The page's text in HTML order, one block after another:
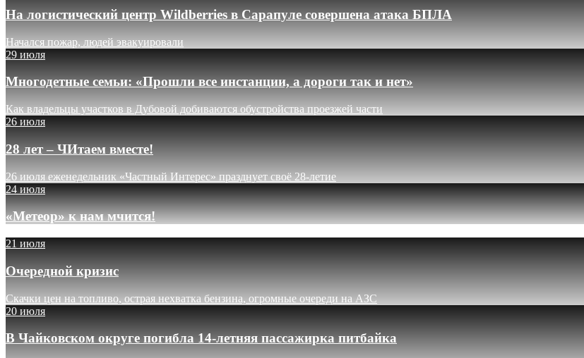
На логистический центр Wildberries в Сарапуле совершена атака БПЛА
Начался пожар, людей эвакуировали
29 июля
Многодетные семьи: «Прошли все инстанции, а дороги так и нет»
Как владельцы участков в Дубовой добиваются обустройства проезжей части
26 июля
28 лет – ЧИтаем вместе!
26 июля еженедельник «Частный Интерес» празднует своё 28-летие
24 июля
«Метеор» к нам мчится!
21 июля
Очередной кризис
Скачки цен на топливо, острая нехватка бензина, огромные очереди на АЗС
20 июля
В Чайковском округе погибла 14-летняя пассажирка питбайка